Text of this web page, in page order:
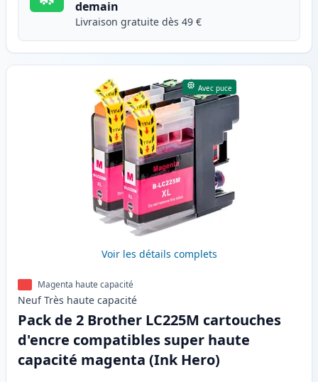
demain
Livraison gratuite dès 49 €
Avec puce
Voir les détails complets
Magenta haute capacité
Neuf Très haute capacité
Pack de 2 Brother LC225M cartouches
d'encre compatibles super haute
capacité magenta (Ink Hero)